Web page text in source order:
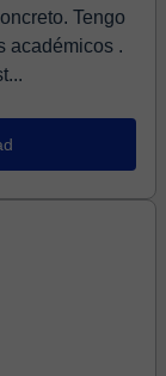
académicos .